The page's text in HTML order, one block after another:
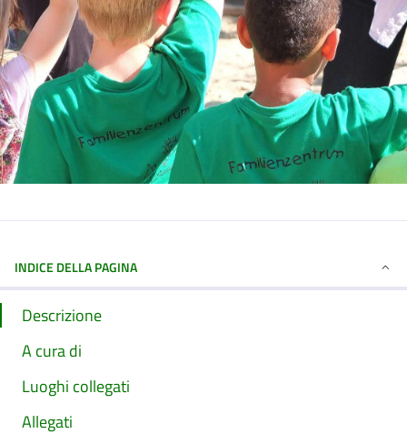
INDICE DELLA PAGINA
Descrizione
A cura di
Luoghi collegati
Allegati